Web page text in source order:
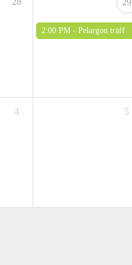
29
2:00 PM - Pelargon träff
4 5